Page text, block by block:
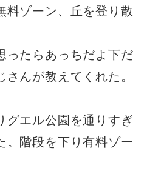
料ゾーン、丘を登り散
ったらあっちだよ下だ
さんが教えてくれた。
グエル公園を通りすぎ
。階段を下り有料ゾー